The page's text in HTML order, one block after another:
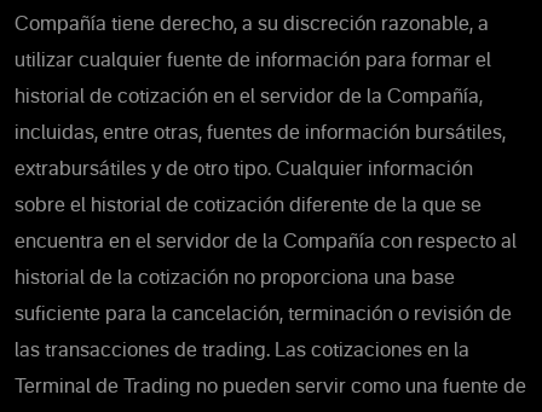
Compañía tiene derecho, a su discreción razonable, a
utilizar cualquier fuente de información para formar el
historial de cotización en el servidor de la Compañía,
incluidas, entre otras, fuentes de información bursátiles,
extrabursátiles y de otro tipo. Cualquier información
sobre el historial de cotización diferente de la que se
encuentra en el servidor de la Compañía con respecto al
historial de la cotización no proporciona una base
suficiente para la cancelación, terminación o revisión de
las transacciones de trading. Las cotizaciones en la
Terminal de Trading no pueden servir como una fuente de